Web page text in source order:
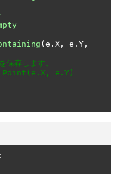
( e . X , e . Y ,
存します。
;